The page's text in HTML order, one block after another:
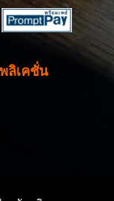
ลิเคชั่น